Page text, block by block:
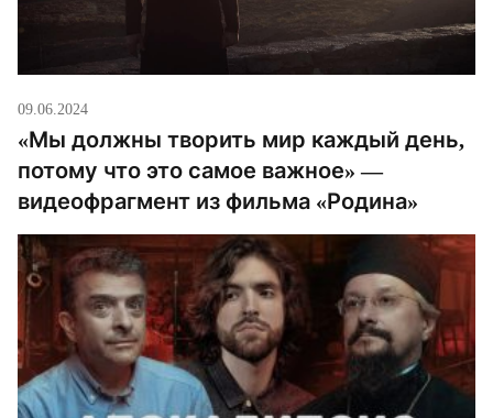
09.06.2024
«Мы должны творить мир каждый день,
потому что это самое важное» —
видеофрагмент из фильма «Родина»